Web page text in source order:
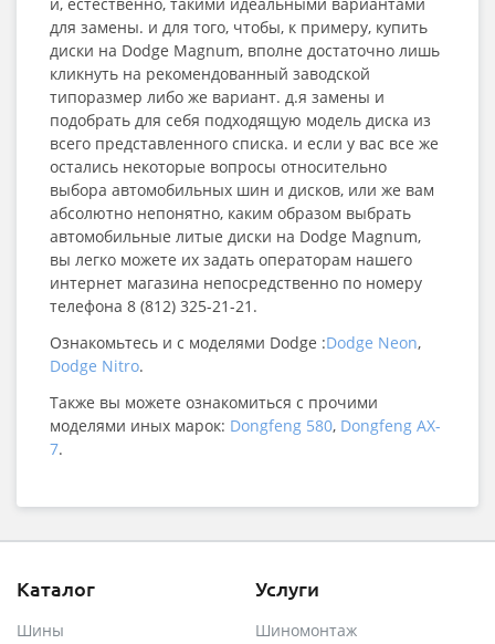
для замены. и для того, чтобы, к примеру, купить
диски на Dodge Magnum, вполне достаточно лишь
кликнуть на рекомендованный заводской
типоразмер либо же вариант. д.я замены и
подобрать для себя подходящую модель диска из
всего представленного списка. и если у вас все же
остались некоторые вопросы относительно
выбора автомобильных шин и дисков, или же вам
абсолютно непонятно, каким образом выбрать
автомобильные литые диски на Dodge Magnum,
вы легко можете их задать операторам нашего
интернет магазина непосредственно по номеру
телефона 8 (812) 325-21-21.
Ознакомьтесь и с моделями Dodge :Dodge Neon,
Dodge Nitro.
Также вы можете ознакомиться с прочими
моделями иных марок: Dongfeng 580, Dongfeng AX-
7.
Каталог
Шины
Услуги
Шиномонтаж